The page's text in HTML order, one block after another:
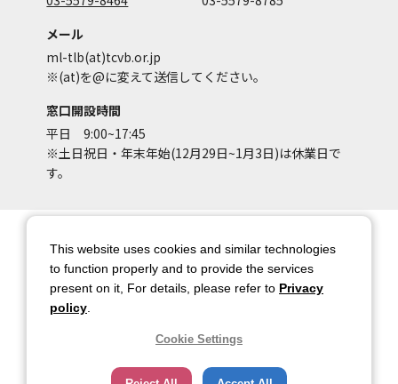
メール
ml-tlb(at)tcvb.or.jp
※(at)を@に変えて送信してください。
窓口開設時間
平日 9:00~17:45
※土日祝日・年末年始(12月29日~1月3日)は休業日で
す。
アカウントポリシー
個人情報保護方針
著作権について
お問い合わせ
都庁総合ページへのリンク
トップページ
This website uses cookies and similar technologies
to function properly and to provide the services
present on it, For details, please refer to Privacy
policy
Cookie Settings